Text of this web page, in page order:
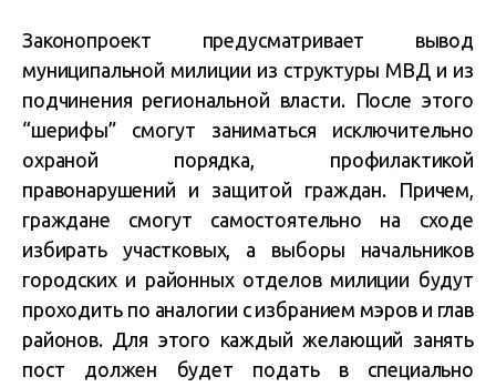
Законопроект предусматривает вывод
муниципальной милиции из структуры МВД и из
подчинения региональной власти. После этого
“шерифы” смогут заниматься исключительно
охраной порядка, профилактикой
правонарушений и защитой граждан. Причем,
граждане смогут самостоятельно на сходе
избирать участковых, а выборы начальников
городских и районных отделов милиции будут
проходить по аналогии с избранием мэров и глав
районов. Для этого каждый желающий занять
пост должен будет подать в специально